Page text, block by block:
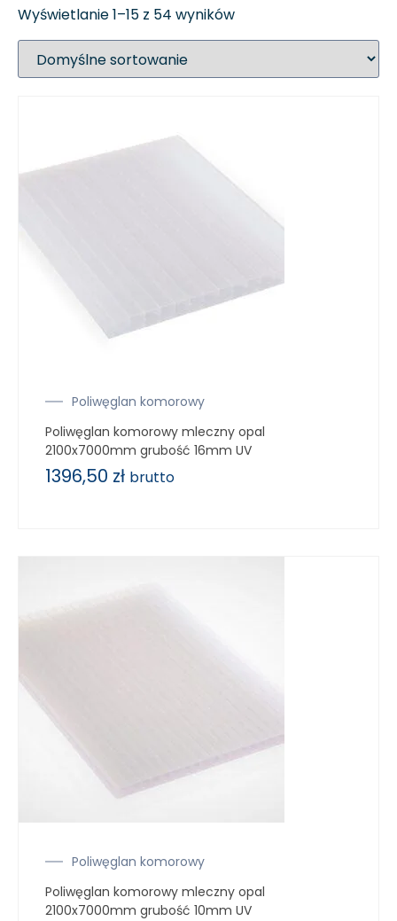
Wyświetlanie 1–15 z 54 wyników
Poliwęglan komorowy
Poliwęglan komorowy mleczny opal
2100x7000mm grubość 16mm UV
1396,50 zł brutto
Poliwęglan komorowy
Poliwęglan komorowy mleczny opal
2100x7000mm grubość 10mm UV